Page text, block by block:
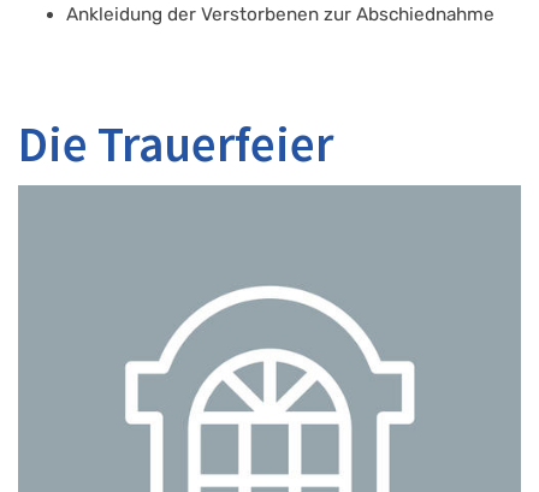
Ankleidung der Verstorbenen zur Abschiednahme
Die Trauerfeier